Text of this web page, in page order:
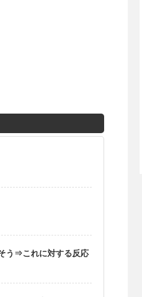
う⇒これに対する反応